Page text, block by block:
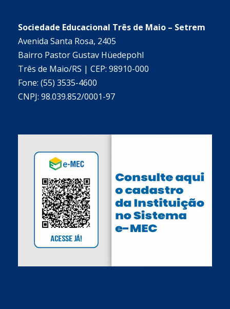
Sociedade Educacional Três de Maio – Setrem
Avenida Santa Rosa, 2405
Bairro Pastor Gustav Hüedepohl
Três de Maio/RS | CEP: 98910-000
Fone: (55) 3535-4600
CNPJ: 98.039.852/0001-97